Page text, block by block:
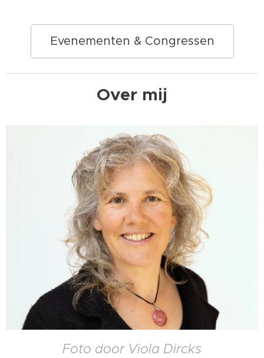
Evenementen & Congressen
Over mij
Foto door Viola Dircks